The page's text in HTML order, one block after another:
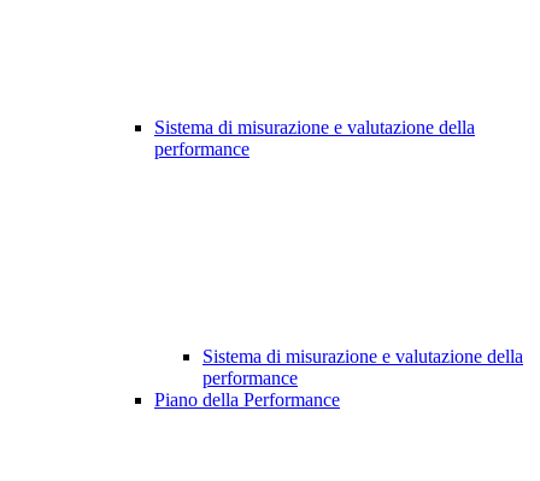
Sistema di misurazione e valutazione della
performance
Sistema di misurazione e valutazione della
performance
Piano della Performance